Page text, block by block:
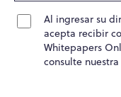
Al ingresar su
acepta recibir
Whitepapers
consulte nuestra